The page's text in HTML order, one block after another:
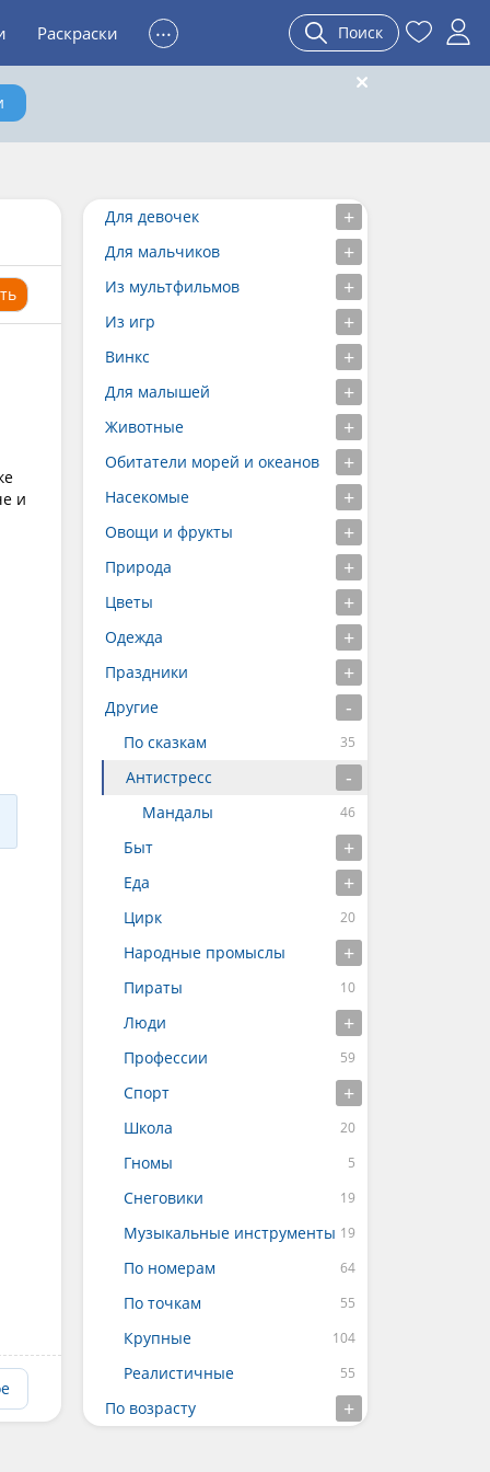
Раскраски ... Поиск
и
Для девочек
Для мальчиков
Из мультфильмов
Из игр
Винкс
Для малышей
Животные
Обитатели морей и океанов
Насекомые
Овощи и фрукты
Природа
Цветы
Одежда
Праздники
Другие
По сказкам
Антистресс
Мандалы
Быт
Еда
Цирк
Народные промыслы
Пираты
Люди
Профессии
Спорт
Школа
Гномы
Снеговики
Музыкальные инструменты
По номерам
По точкам
Крупные
Реалистичные
По возрасту